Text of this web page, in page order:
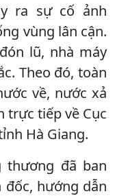
ra sự cố ảnh
vùng lân cận.
lũ, nhà máy
Theo đó, toàn
về, nước xả
trực tiếp về Cục
Hà Giang.
thương đã ban
hướng dẫn